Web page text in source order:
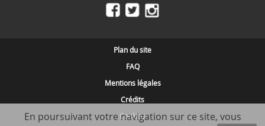
Plan du site
FAQ
Mentions légales
Crédits
Cookies
En poursuivant votre navigation sur ce site, vous